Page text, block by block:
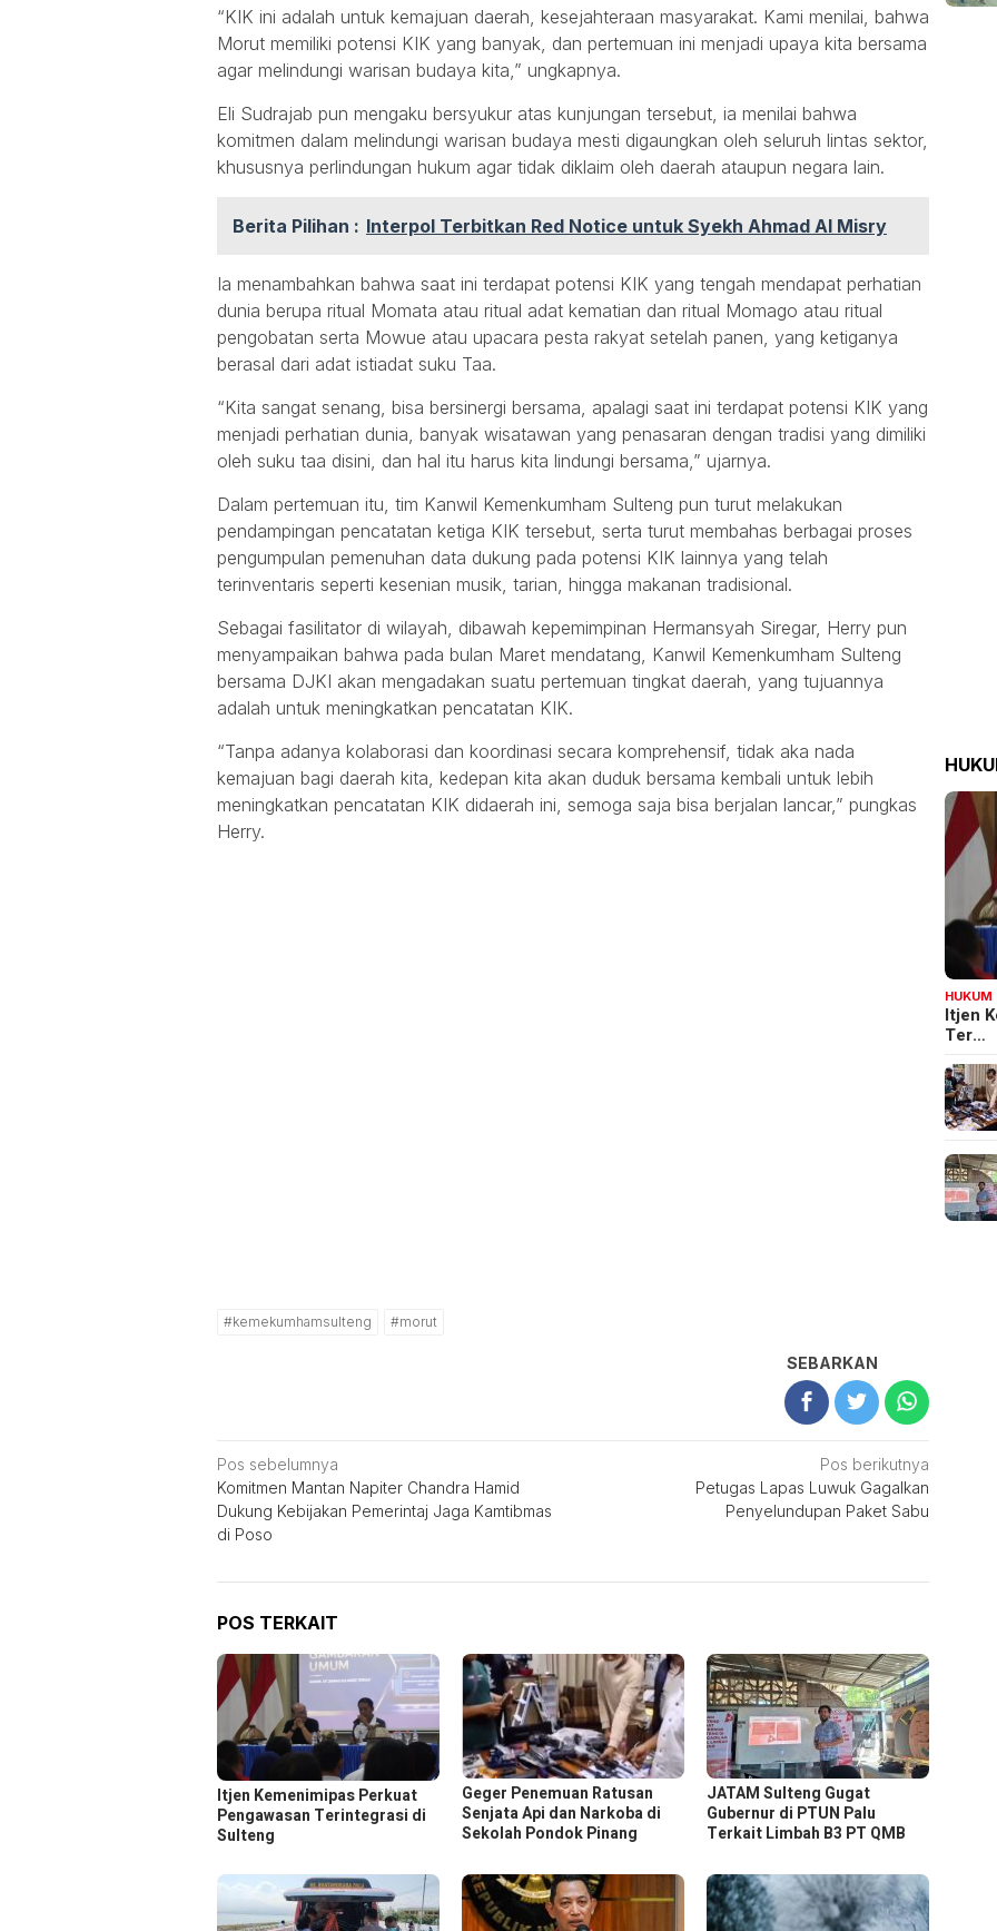
“KIK ini adalah untuk kemajuan daerah, kesejahteraan masyarakat. Kami menilai, bahwa
Morut memiliki potensi KIK yang banyak, dan pertemuan ini menjadi upaya kita bersama
agar melindungi warisan budaya kita,” ungkapnya.
Eli Sudrajab pun mengaku bersyukur atas kunjungan tersebut, ia menilai bahwa
komitmen dalam melindungi warisan budaya mesti digaungkan oleh seluruh lintas sektor,
khususnya perlindungan hukum agar tidak diklaim oleh daerah ataupun negara lain.
Berita Pilihan : Interpol Terbitkan Red Notice untuk Syekh Ahmad Al Misry
Ia menambahkan bahwa saat ini terdapat potensi KIK yang tengah mendapat perhatian
dunia berupa ritual Momata atau ritual adat kematian dan ritual Momago atau ritual
pengobatan serta Mowue atau upacara pesta rakyat setelah panen, yang ketiganya
berasal dari adat istiadat suku Taa.
“Kita sangat senang, bisa bersinergi bersama, apalagi saat ini terdapat potensi KIK yang
menjadi perhatian dunia, banyak wisatawan yang penasaran dengan tradisi yang dimiliki
oleh suku taa disini, dan hal itu harus kita lindungi bersama,” ujarnya.
Dalam pertemuan itu, tim Kanwil Kemenkumham Sulteng pun turut melakukan
pendampingan pencatatan ketiga KIK tersebut, serta turut membahas berbagai proses
pengumpulan pemenuhan data dukung pada potensi KIK lainnya yang telah
terinventaris seperti kesenian musik, tarian, hingga makanan tradisional.
Sebagai fasilitator di wilayah, dibawah kepemimpinan Hermansyah Siregar, Herry pun
menyampaikan bahwa pada bulan Maret mendatang, Kanwil Kemenkumham Sulteng
bersama DJKI akan mengadakan suatu pertemuan tingkat daerah, yang tujuannya
adalah untuk meningkatkan pencatatan KIK.
“Tanpa adanya kolaborasi dan koordinasi secara komprehensif, tidak aka nada
kemajuan bagi daerah kita, kedepan kita akan duduk bersama kembali untuk lebih
meningkatkan pencatatan KIK didaerah ini, semoga saja bisa berjalan lancar,” pungkas
Herry.
#kemekumhamsulteng #morut
SEBARKAN
Navigasi
pos
Pos sebelumnya
Komitmen Mantan Napiter Chandra Hamid
Dukung Kebijakan Pemerintaj Jaga Kamtibmas
di Poso
Pos berikutnya
Petugas Lapas Luwuk Gagalkan
Penyelundupan Paket Sabu
POS TERKAIT
Itjen Kemenimipas Perkuat
Pengawasan Terintegrasi di
Sulteng
Geger Penemuan Ratusan
Senjata Api dan Narkoba di
Sekolah Pondok Pinang
JATAM Sulteng Gugat
Gubernur di PTUN Palu
Terkait Limbah B3 PT QMB
HUKUM
Itjen
Ter…